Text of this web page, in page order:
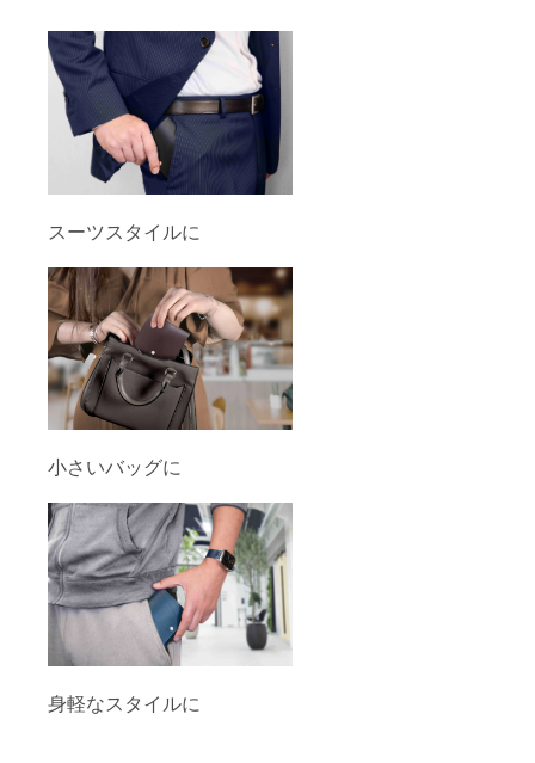
スーツスタイルに
小さいバッグに
身軽なスタイルに